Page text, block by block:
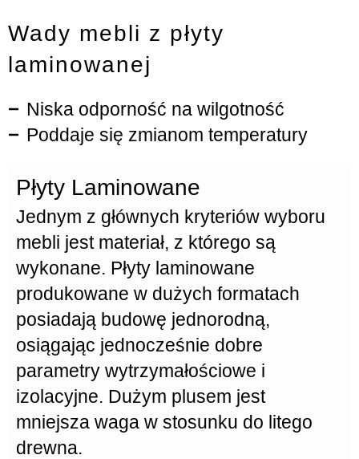
Wady mebli z płyty
laminowanej
Niska odporność na wilgotność
Poddaje się zmianom temperatury
Płyty Laminowane
Jednym z głównych kryteriów wyboru
mebli jest materiał, z którego są
wykonane. Płyty laminowane
produkowane w dużych formatach
posiadają budowę jednorodną,
osiągając jednocześnie dobre
parametry wytrzymałościowe i
izolacyjne. Dużym plusem jest
mniejsza waga w stosunku do litego
drewna.